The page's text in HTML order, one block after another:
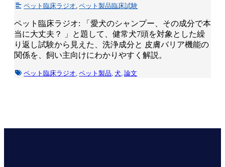
ペット臨床ラジオ ,ペット製品臨床試験
ペット臨床ラジオ: 「愛犬のシャンプー、その成分で本
当に大丈夫？ 」と題して、健常犬7頭を対象とした繰
り返し試験から見えた、洗浄成分と 皮膚バリア機能の
関係を、飼い主向けにわかりやすく解説。
ペット臨床ラジオ ,ペット製品 ,犬 ,論文